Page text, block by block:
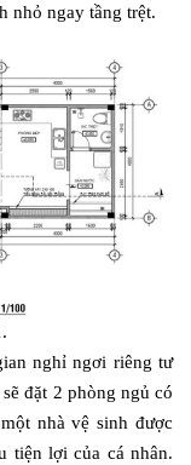
nhỏ ngay tầng trệt.
nghỉ ngơi riêng tư
đặt 2 phòng ngủ có
nhà vệ sinh được
tiện lợi của cá nhân.